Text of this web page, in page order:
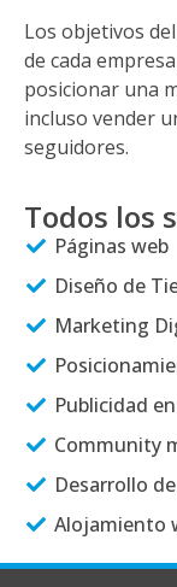
Los objetivos
de cada
posicionar una
incluso vender
seguidores.
Todos los
Páginas web
Diseño de
Marketing
Publicidad
Community
Desarrollo
Alojamiento